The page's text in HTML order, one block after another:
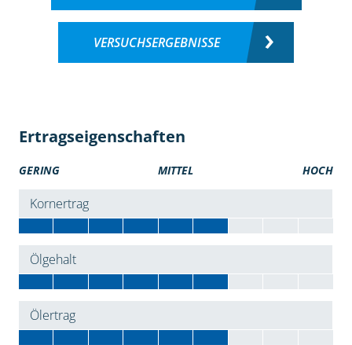
VERSUCHSERGEBNISSE
Ertragseigenschaften
GERING MITTEL HOCH
Kornertrag
Ölgehalt
Ölertrag